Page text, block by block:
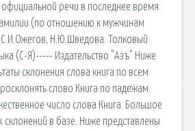
речи в последнее время
(по отношению к мужчинам
Н.Ю.Шведова. Толковый
(С-Я)----- Издательство "Азъ" Ниже
склонения слова книга по всем
слово Книга по падежам.
число слова Книга. Большое
склонений в базе. Ниже представлены